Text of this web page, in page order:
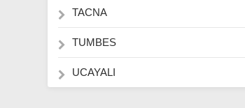
TACNA
TUMBES
UCAYALI